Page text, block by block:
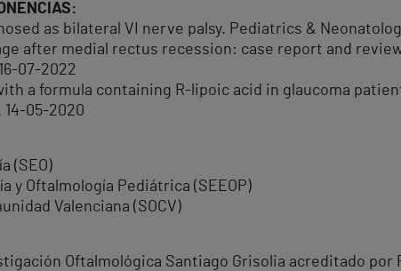
as bilateral VI nerve palsy. Pediatrics &
after medial rectus recession: case report and
07-2022
a formula containing R-lipoic acid in glaucoma
14-05-2020
(SEO)
y Oftalmología Pediátrica (SEEOP)
Valenciana (SOCV)
Oftalmológica Santiago Grisolia acreditado por